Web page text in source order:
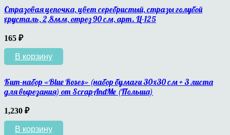
Стразовая цепочка, цвет серебристый, стразы голубой
хрусталь, 2,8мм, отрез 90 см, арт. Ц-125
165 ₽
В корзину
Кит-набор «Blue Roses» (набор бумаги 30х30 см + 3 листа
для вырезания) от ScrapAndMe (Польша)
1,230 ₽
В корзину